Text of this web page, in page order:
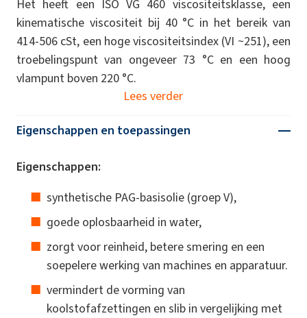
Het heeft een ISO VG 460 viscositeitsklasse, een
kinematische viscositeit bij 40 °C in het bereik van
414-506 cSt, een hoge viscositeitsindex (VI ~251), een
troebelingspunt van ongeveer 73 °C en een hoog
vlampunt boven 220 °C.
Lees verder
Eigenschappen en toepassingen
Eigenschappen:
synthetische PAG-basisolie (groep V),
goede oplosbaarheid in water,
zorgt voor reinheid, betere smering en een
soepelere werking van machines en apparatuur.
vermindert de vorming van
koolstofafzettingen en slib in vergelijking met